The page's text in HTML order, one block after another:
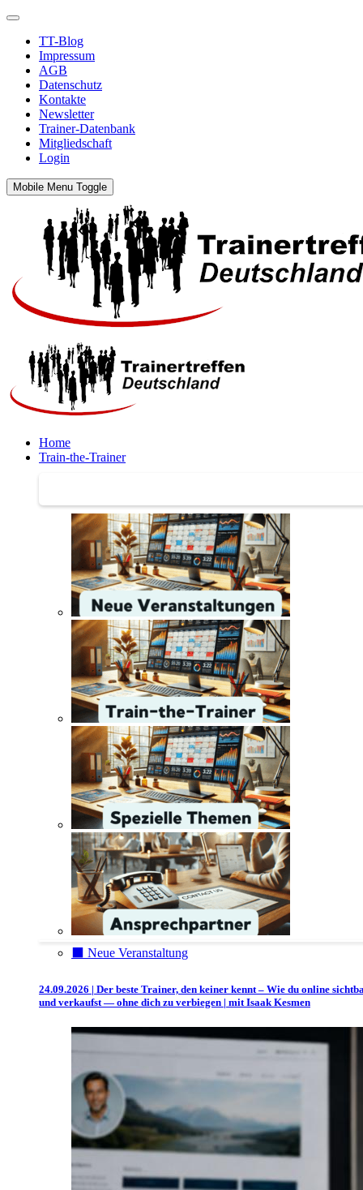
TT-Blog
Impressum
AGB
Datenschutz
Kontakte
Newsletter
Trainer-Datenbank
Mitgliedschaft
Login
Mobile Menu Toggle
Home
Train-the-Trainer
⬛️ Neue Veranstaltung
24.09.2026 | Der beste Trainer, den keiner kennt – Wie du online
und verkaufst — ohne dich zu verbiegen | mit Isaak Kesmen